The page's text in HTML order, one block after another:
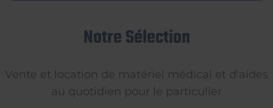
Notre Sélection
Vente et location de matériel médical et d'aides
au quotidien pour le particulier